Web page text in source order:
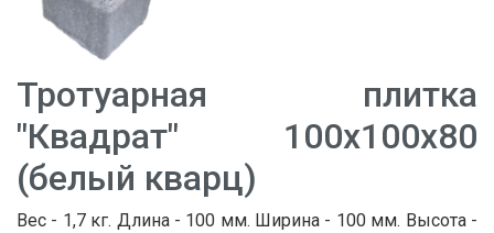
Тротуарная плитка
"Квадрат" 100х100х80
(белый кварц)
Вес - 1,7 кг. Длина - 100 мм. Ширина - 100 мм. Высота -